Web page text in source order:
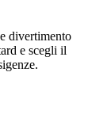
divertimento
e scegli il